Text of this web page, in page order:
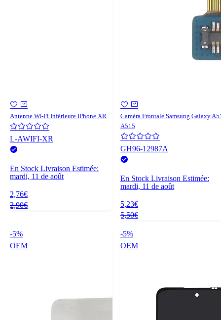
Antenne Wi-Fi Inférieure IPhone XR
L-AWIFI-XR
En Stock Livraison Estimée:
mardi, 11 de août
2,76€
2,90€
Caméra Frontale Samsung Galaxy
A515
GH96-12987A
En Stock Livraison Estimée:
mardi, 11 de août
5,23€
5,50€
-5%
OEM
-5%
OEM